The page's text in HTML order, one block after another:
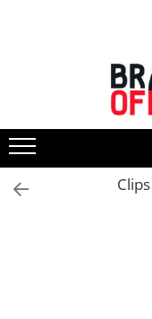
Unitate Protejata -
Hartie copiator si
tipografice
Produse consumabile
Detergenti si